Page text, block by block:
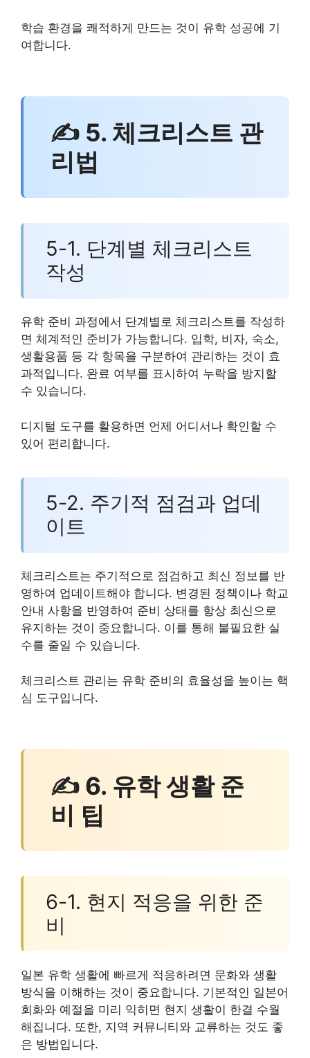
학습 환경을 쾌적하게 만드는 것이 유학 성공에 기
여합니다.
✍ 5. 체크리스트 관
리법
5-1. 단계별 체크리스트
작성
유학 준비 과정에서 단계별로 체크리스트를 작성하
면 체계적인 준비가 가능합니다. 입학, 비자, 숙소,
생활용품 등 각 항목을 구분하여 관리하는 것이 효
과적입니다. 완료 여부를 표시하여 누락을 방지할
수 있습니다.
디지털 도구를 활용하면 언제 어디서나 확인할 수
있어 편리합니다.
5-2. 주기적 점검과 업데
이트
체크리스트는 주기적으로 점검하고 최신 정보를 반
영하여 업데이트해야 합니다. 변경된 정책이나 학교
안내 사항을 반영하여 준비 상태를 항상 최신으로
유지하는 것이 중요합니다. 이를 통해 불필요한 실
수를 줄일 수 있습니다.
체크리스트 관리는 유학 준비의 효율성을 높이는 핵
심 도구입니다.
✍ 6. 유학 생활 준
비 팁
6-1. 현지 적응을 위한 준
비
일본 유학 생활에 빠르게 적응하려면 문화와 생활
방식을 이해하는 것이 중요합니다. 기본적인 일본어
회화와 예절을 미리 익히면 현지 생활이 한결 수월
해집니다. 또한, 지역 커뮤니티와 교류하는 것도 좋
은 방법입니다.